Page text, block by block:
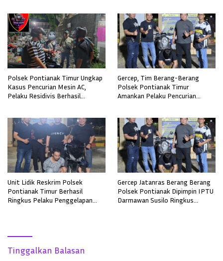
Polsek Pontianak Timur Ungkap
Kasus Pencurian Mesin AC,
Pelaku Residivis Berhasil
Gercep, Tim Berang-Berang
Polsek Pontianak Timur
Amankan Pelaku Pencurian
Unit Lidik Reskrim Polsek
Pontianak Timur Berhasil
Ringkus Pelaku Penggelapan
Gercep Jatanras Berang Berang
Polsek Pontianak Dipimpin IPTU
Darmawan Susilo Ringkus
Tinggalkan Balasan